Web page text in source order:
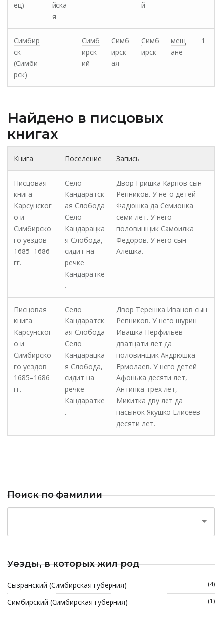
ец)
йска
я
й
Симбир
ск
(Симби
рск)
Симб
ирск
ий
Симб
ирск
ая
Симб
ирск
мещ
ане
1
Найдено в писцовых
книгах
Книга Поселение Запись
Писцовая
книга
Карсунског
о и
Симбирско
го уездов
1685–1686
гг.
Село
Кандаратск
ая Слобода
Село
Кандарацка
я Слобода,
сидит на
речке
Кандаратке
.
Двор Гришка Карпов сын
Репников. У него детей
Фадюшка да Семионка
семи лет. У него
половинщик Самоилка
Федоров. У него сын
Алешка.
Писцовая
книга
Карсунског
о и
Симбирско
го уездов
1685–1686
гг.
Село
Кандаратск
ая Слобода
Село
Кандарацка
я Слобода,
сидит на
речке
Кандаратке
.
Двор Терешка Иванов сын
Репников. У него шурин
Ивашка Перфильев
дватцати лет да
половинщик Андрюшка
Ермолаев. У него детей
Афонька десяти лет,
Антипка трех лет,
Микитка дву лет да
пасынок Якушко Елисеев
десяти лет.
Поиск по фамилии
Уезды, в которых жил род
Сызранский (Симбирская губерния) (4)
Симбирский (Симбирская губерния) (1)